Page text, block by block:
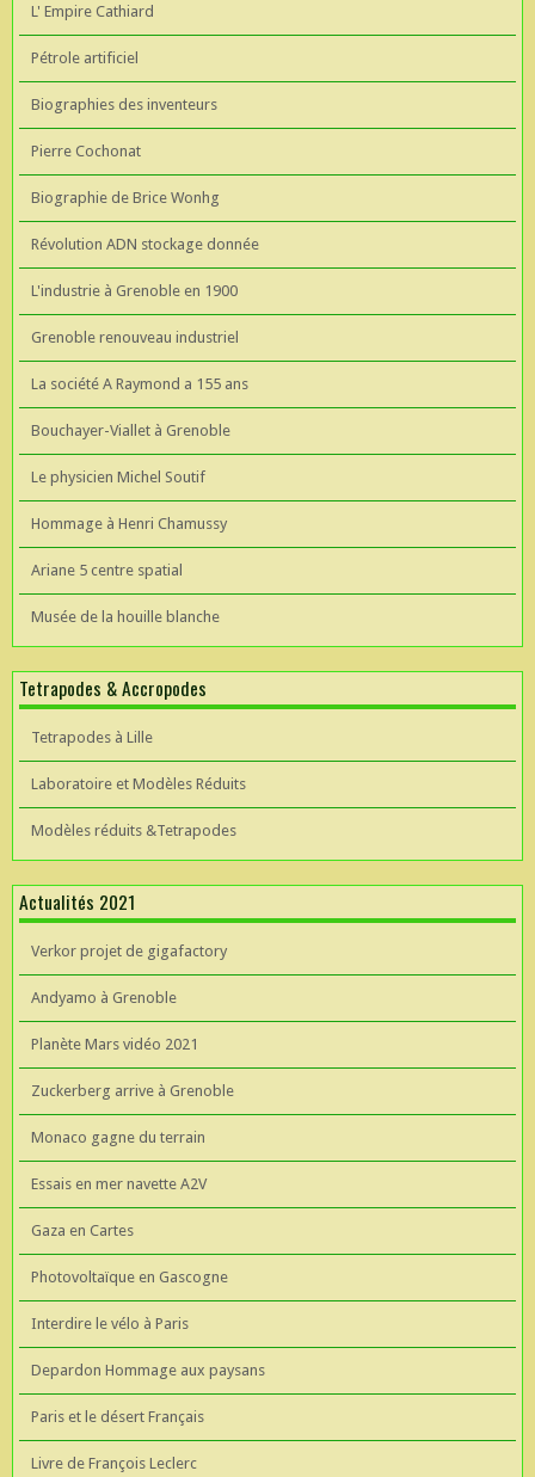
L' Empire Cathiard
Pétrole artificiel
Biographies des inventeurs
Pierre Cochonat
Biographie de Brice Wonhg
Révolution ADN stockage donnée
L'industrie à Grenoble en 1900
Grenoble renouveau industriel
La société A Raymond a 155 ans
Bouchayer-Viallet à Grenoble
Le physicien Michel Soutif
Hommage à Henri Chamussy
Ariane 5 centre spatial
Musée de la houille blanche
Tetrapodes & Accropodes
Tetrapodes à Lille
Laboratoire et Modèles Réduits
Modèles réduits &Tetrapodes
Actualités 2021
Verkor projet de gigafactory
Andyamo à Grenoble
Planète Mars vidéo 2021
Zuckerberg arrive à Grenoble
Monaco gagne du terrain
Essais en mer navette A2V
Gaza en Cartes
Photovoltaïque en Gascogne
Interdire le vélo à Paris
Depardon Hommage aux paysans
Paris et le désert Français
Livre de François Leclerc